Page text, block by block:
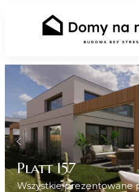
Wszystkie prezentowane